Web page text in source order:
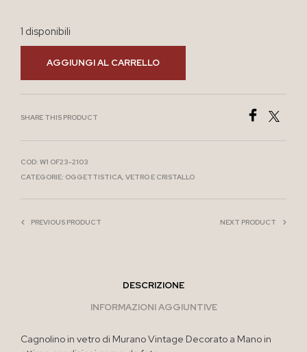
1 disponibili
AGGIUNGI AL CARRELLO
SHARE THIS PRODUCT
COD: W1 OF23-2103
CATEGORIE: OGGETTISTICA, VETRO E CRISTALLO
PREVIOUS PRODUCT NEXT PRODUCT
DESCRIZIONE
INFORMAZIONI AGGIUNTIVE
Cagnolino in vetro di Murano Vintage Decorato a Mano in